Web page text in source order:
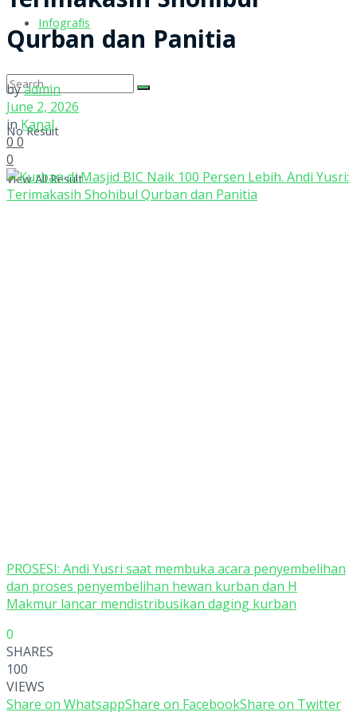
Infografis
No Result
View All Result
Qurban dan Panitia
byadmin
June 2, 2026
in Kanal
0 0
0
PROSESI: Andi Yusri saat membuka acara penyembelihan
dan proses penyembelihan hewan kurban dan H
Makmur lancar mendistribusikan daging kurban
0
SHARES
100
VIEWS
Share on WhatsappShare on FacebookShare on Twitter